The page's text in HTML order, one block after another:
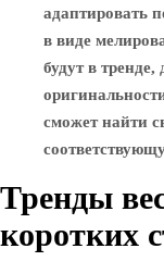
адаптировать
в виде
будут в тренде,
сможет найти
Тренды
коротких